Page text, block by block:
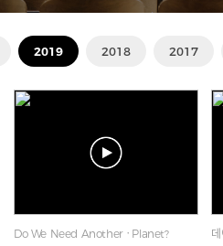
2019 2018 2017
Do We Need AnotherㆍPlanet?